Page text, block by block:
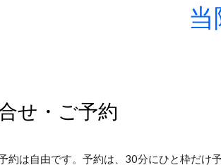
せ・ご予約
約は自由です。予約は、30分にひと枠だけ